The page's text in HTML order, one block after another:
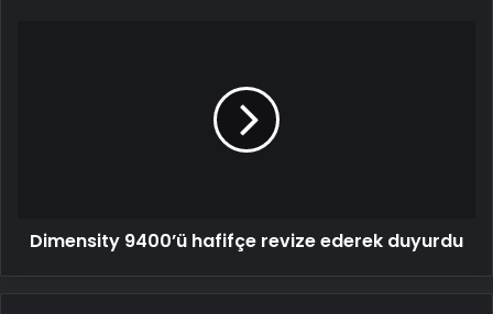
Dimensity 9400’ü hafifçe revize ederek duyurdu